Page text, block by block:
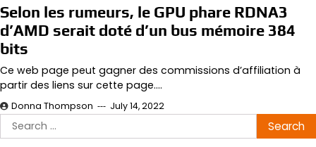
Selon les rumeurs, le GPU phare RDNA3
d’AMD serait doté d’un bus mémoire 384
bits
Ce web page peut gagner des commissions d’affiliation à
partir des liens sur cette page.…
Donna Thompson July 14, 2022
Search
for: